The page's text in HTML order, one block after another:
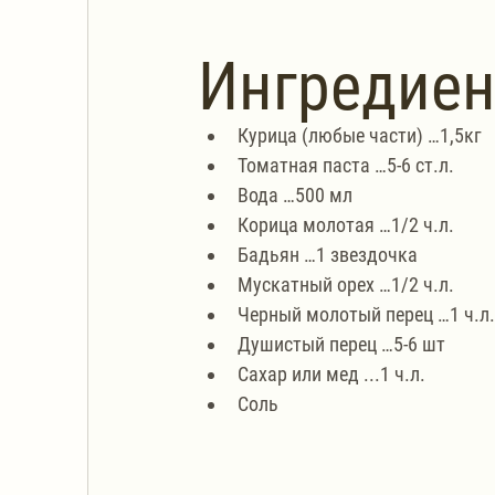
Курица (любые части) …1,5кг
Томатная паста …5-6 ст.л.
Вода …500 мл
Корица молотая …1/2 ч.л.
Бадьян …1 звездочка
Мускатный орех …1/2 ч.л.
Черный молотый перец …1 ч.л.
Душистый перец …5-6 шт
Сахар или мед ...1 ч.л.
Соль